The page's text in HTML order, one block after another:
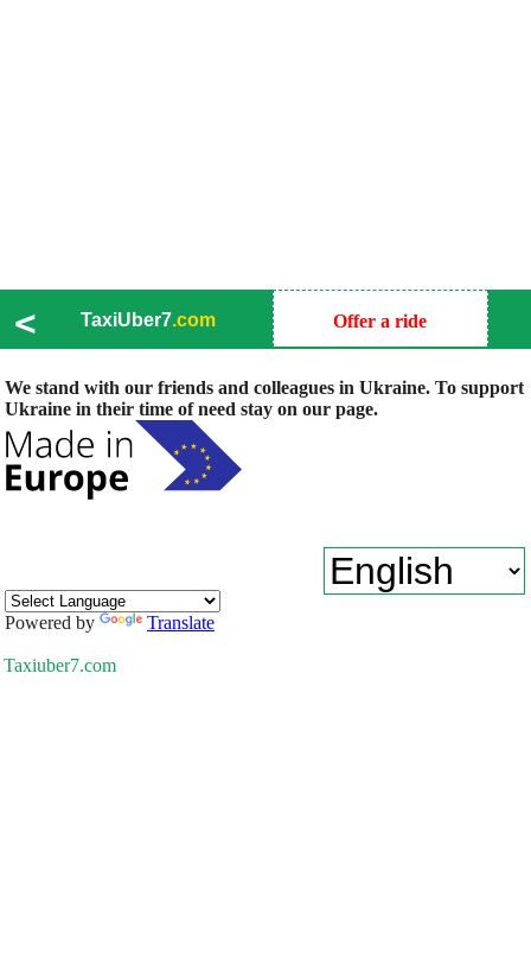
< TaxiUber7.com Offer a ride
We stand with our friends and colleagues in Ukraine. To support
Ukraine in their time of need stay on our page.
Powered by Translate
Taxiuber7.com